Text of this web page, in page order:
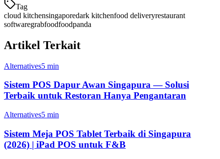
Tag
cloud kitchensingaporedark kitchenfood deliveryrestaurant
softwaregrabfoodfoodpanda
Artikel Terkait
Alternatives5 min
Sistem POS Dapur Awan Singapura — Solusi
Terbaik untuk Restoran Hanya Pengantaran
Alternatives5 min
Sistem Meja POS Tablet Terbaik di Singapura
(2026) | iPad POS untuk F&B